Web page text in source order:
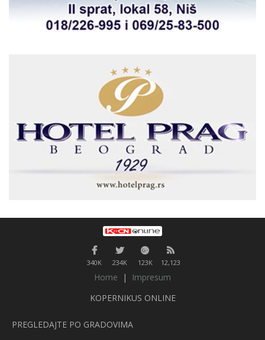
340K 234K 123K 12,123
Home |
Impresum
KOPERNIKUS ONLINE
PREGLEDAJTE PO GRADOVIMA